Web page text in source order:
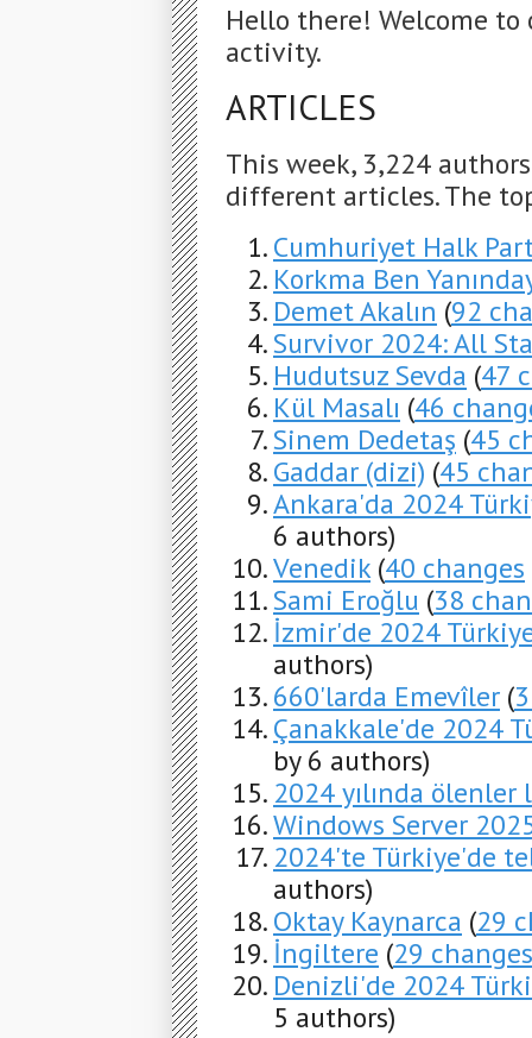
Hello there! Welcome
activity.
ARTICLES
This week, 3,224
different articles. The
Cumhuriyet Halk
Korkma Ben
Demet Akalın (92
Survivor 2024: All
Hudutsuz Sevda (47
Kül Masalı (46
Sinem Dedetaş (45
Gaddar (dizi) (45
Ankara'da 2024
6 authors)
Venedik (40 changes
Sami Eroğlu (38
İzmir'de 2024
authors)
660'larda Emevîler (
Çanakkale'de 2024
by 6 authors)
2024 yılında ölenler
Windows Server
2024'te Türkiye'de
authors)
Oktay Kaynarca (29
İngiltere (29 changes
Denizli'de 2024
5 authors)